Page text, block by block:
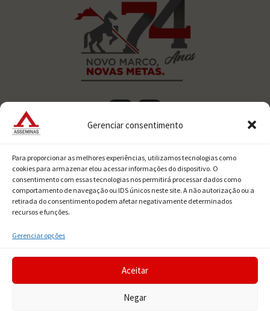
Gerenciar consentimento
Para proporcionar as melhores experiências, utilizamos tecnologias como
cookies para armazenar elou acessar informações do dispositivo. O
consentimento com essas tecnologias nos permitirá processar dados como
comportamento de navegação ou IDS únicos neste site. A não autorização ou a
retirada do consentimento podem afetar negativamente determinados
recursos e funções.
Gerenciar opções
Aceitar
Negar

Rua Aquiles Lobo 278/288/300,
Floresta, Belo Horizonte – MG, CEP
30150-160

Call center:
recepcao@asseminas.org.br